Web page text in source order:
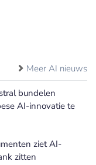
Meer AI nieuws
bundelen
AI-innovatie te
ziet AI-
zitten